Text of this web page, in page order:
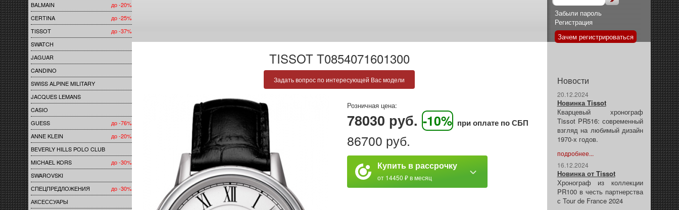
BALMAIN
до -20%
CERTINA
до -25%
TISSOT
до -37%
SWATCH
JAGUAR
CANDINO
SWISS ALPINE MILITARY
JACQUES LEMANS
CASIO
GUESS
до -76%
ANNE KLEIN
до -20%
BEVERLY HILLS POLO CLUB
MICHAEL KORS
до -30%
SWAROVSKI
СПЕЦПРЕДЛОЖЕНИЯ
до -30%
АКСЕССУАРЫ
TISSOT T0854071601300
Задать вопрос по интересующей Вас модели
Розничная цена:
78030 руб. -10% при оплате по СБП
86700 руб.
Купить в рассрочку
от 14450 ₽ в месяц
Забыли пароль
Регистрация
Зачем регистрироваться
Новости
20.12.2024
Новинка Tissot
Кварцевый хронограф
Tissot PR516: современный
взгляд на любимый дизайн
1970-х годов.
подробнее...
16.12.2024
Новинка от Tissot
Хронограф из коллекции
PR100 в честь партнерства
с Tour de France 2024